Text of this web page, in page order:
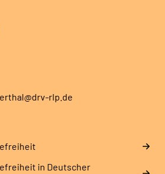
rlp.de
in Deutscher